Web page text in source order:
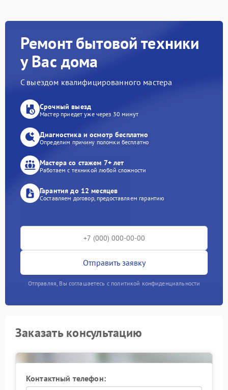
Ремонт бытовой техники
у Вас дома
С выездом квалифицированного мастера
Срочный выезд
Мастер приедет уже через 30 минут
Диагностика и осмотр бесплатно
Определим причину поломки бесплатно
Мастера со стажем 7+ лет
Работаем с техникой любой сложности
Гарантия до 12 месяцев
Составляем договор, предоставляем гарантию
Отправить заявку
Отправляя, Вы соглашаетесь с политикой конфиденциальности
Заказать консультацию
Контактный телефон: